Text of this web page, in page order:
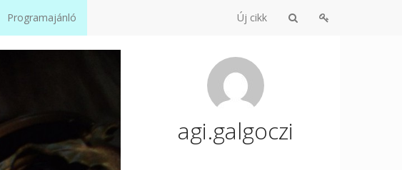
Programajánló Új cikk
agi.galgoczi